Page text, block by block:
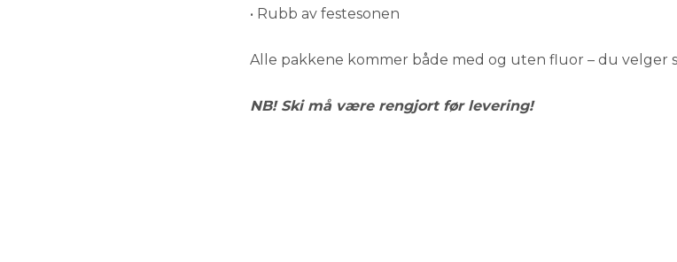
• Rubb av festesonen
Alle pakkene kommer både med og uten fluor – du velger
NB! Ski må være rengjort før levering!